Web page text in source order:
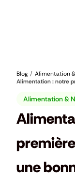
Blog
Alimentation
Alimentation : notre
Alimentation &
une